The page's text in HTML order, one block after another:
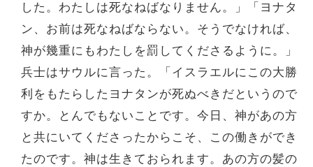
した。わたしは死なねばなりません。」「ヨナタ
ン、お前は死なねばならない。そうでなければ、
神が幾重にもわたしを罰してくださるように。」
兵士はサウルに言った。「イスラエルにこの大勝
利をもたらしたヨナタンが死ぬべきだというので
すか。とんでもないことです。今日、神があの方
と共にいてくださったからこそ、この働きができ
たのです。神は生きておられます。あの方の髪の